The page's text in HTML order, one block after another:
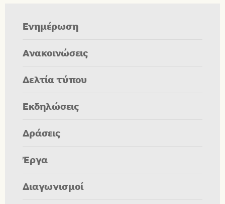
Ενημέρωση
Ανακοινώσεις
Δελτία τύπου
Εκδηλώσεις
Δράσεις
Έργα
Διαγωνισμοί